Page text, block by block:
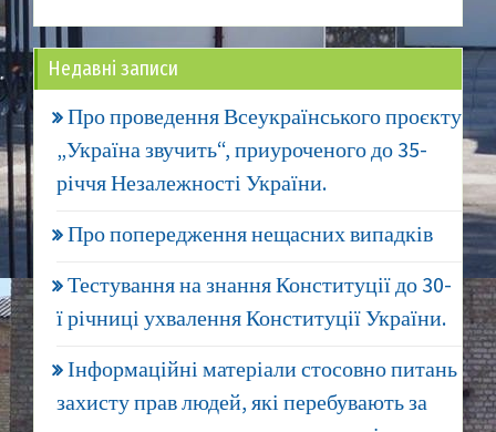
Недавні записи
Про проведення Всеукраїнського проєкту
„Україна звучить“, приуроченого до 35-
річчя Незалежності України.
Про попередження нещасних випадків
Тестування на знання Конституції до 30-
ї річниці ухвалення Конституції України.
Інформаційні матеріали стосовно питань
захисту прав людей, які перебувають за